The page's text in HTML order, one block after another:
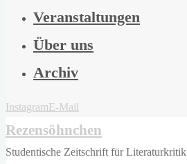
Veranstaltungen
Über uns
Archiv
InstagramE-Mail
Rezensöhnchen
Studentische Zeitschrift für Literaturkritik